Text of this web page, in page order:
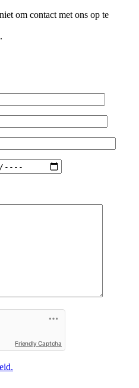
om contact met ons op te
Friendly Captcha